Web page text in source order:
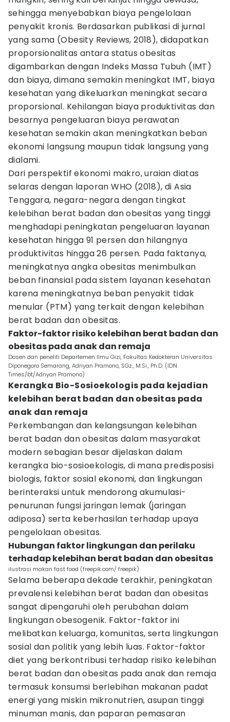
sehingga menyebabkan biaya pengelolaan
penyakit kronis. Berdasarkan publikasi di jurnal
yang sama (Obesity Reviews, 2018), didapatkan
proporsionalitas antara status obesitas
digambarkan dengan Indeks Massa Tubuh (IMT)
dan biaya, dimana semakin meningkat IMT, biaya
kesehatan yang dikeluarkan meningkat secara
proporsional. Kehilangan biaya produktivitas dan
besarnya pengeluaran biaya perawatan
kesehatan semakin akan meningkatkan beban
ekonomi langsung maupun tidak langsung yang
dialami.
Dari perspektif ekonomi makro, uraian diatas
selaras dengan laporan WHO (2018), di Asia
Tenggara, negara-negara dengan tingkat
kelebihan berat badan dan obesitas yang tinggi
menghadapi peningkatan pengeluaran layanan
kesehatan hingga 91 persen dan hilangnya
produktivitas hingga 26 persen. Pada faktanya,
meningkatnya angka obesitas menimbulkan
beban finansial pada sistem layanan kesehatan
karena meningkatnya beban penyakit tidak
menular (PTM) yang terkait dengan kelebihan
berat badan dan obesitas.
Faktor-faktor risiko kelebihan berat badan dan
obesitas pada anak dan remaja
Dosen dan peneliti Departemen Ilmu Gizi, Fakultas Kedokteran Universitas
Diponegoro Semarang, Adriyan Pramono, SGz., M.Si., Ph.D. (IDN
Times/bt/Adriyan Pramono)
Kerangka Bio-Sosioekologis pada kejadian
kelebihan berat badan dan obesitas pada
anak dan remaja
Perkembangan dan kelangsungan kelebihan
berat badan dan obesitas dalam masyarakat
modern sebagian besar dijelaskan dalam
kerangka bio-sosioekologis, di mana predisposisi
biologis, faktor sosial ekonomi, dan lingkungan
berinteraksi untuk mendorong akumulasi-
penurunan fungsi jaringan lemak (jaringan
adiposa) serta keberhasilan terhadap upaya
pengelolaan obesitas.
Hubungan faktor lingkungan dan perilaku
terhadap kelebihan berat badan dan obesitas
ilustrasi makan fast food (freepik.com/ freepik)
Selama beberapa dekade terakhir, peningkatan
prevalensi kelebihan berat badan dan obesitas
sangat dipengaruhi oleh perubahan dalam
lingkungan obesogenik. Faktor-faktor ini
melibatkan keluarga, komunitas, serta lingkungan
sosial dan politik yang lebih luas. Faktor-faktor
diet yang berkontribusi terhadap risiko kelebihan
berat badan dan obesitas pada anak dan remaja
termasuk konsumsi berlebihan makanan padat
energi yang miskin mikronutrien, asupan tinggi
minuman manis, dan paparan pemasaran